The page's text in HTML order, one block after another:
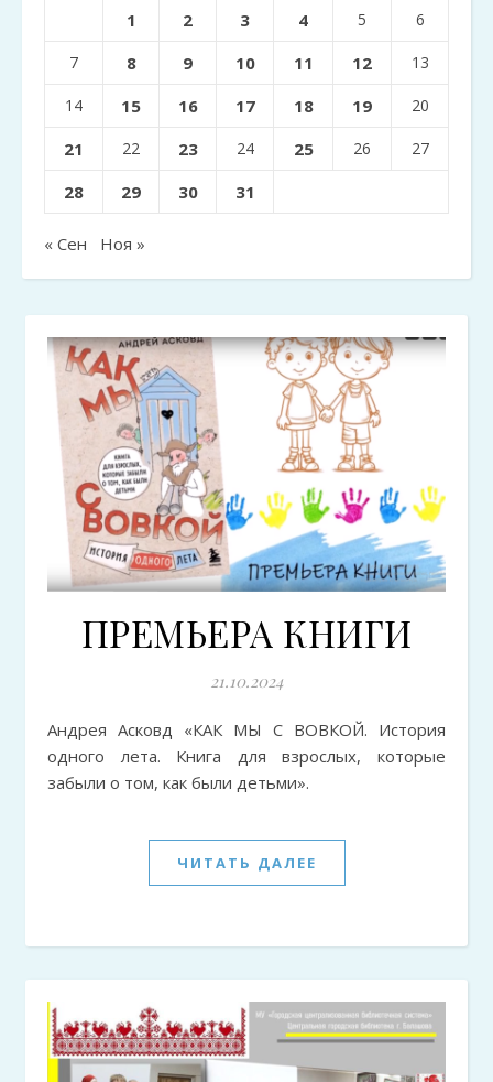
1 2 3 4 5 6
7 8 9 10 11 12 13
14 15 16 17 18 19 20
21 22 23 24 25 26 27
28 29 30 31
« Сен Ноя »
ПРЕМЬЕРА КНИГИ
21.10.2024
Андрея Асковд «КАК МЫ С ВОВКОЙ. История
одного лета. Книга для взрослых, которые
забыли о том, как были детьми».
ЧИТАТЬ ДАЛЕЕ